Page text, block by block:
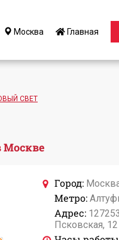
Москва Главная
СВЕТ
Город:
Метро:
Адрес:
Псковская,